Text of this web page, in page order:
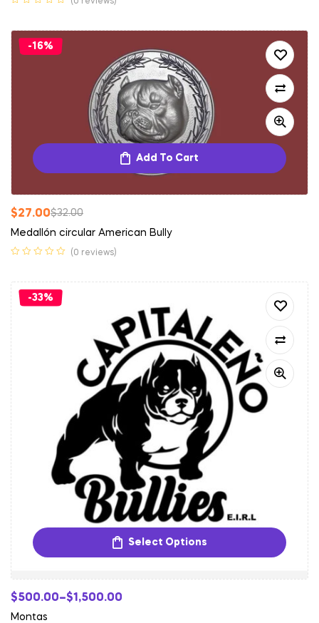
-16%
Add To Cart
$32.00
$27.00
Medallón circular American Bully
(0 reviews)
-33%
Select Options
$500.00–$1,500.00
Montas